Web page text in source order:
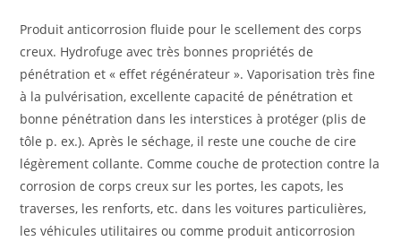
Produit anticorrosion fluide pour le scellement des corps
creux. Hydrofuge avec très bonnes propriétés de
pénétration et « effet régénérateur ». Vaporisation très fine
à la pulvérisation, excellente capacité de pénétration et
bonne pénétration dans les interstices à protéger (plis de
tôle p. ex.). Après le séchage, il reste une couche de cire
légèrement collante. Comme couche de protection contre la
corrosion de corps creux sur les portes, les capots, les
traverses, les renforts, etc. dans les voitures particulières,
les véhicules utilitaires ou comme produit anticorrosion